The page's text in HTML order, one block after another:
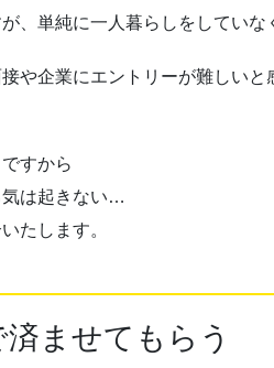
、単純に一人暮らしをしていな
や企業にエントリーが難しいと
すから
気は起きない…
たします。
ませてもらう